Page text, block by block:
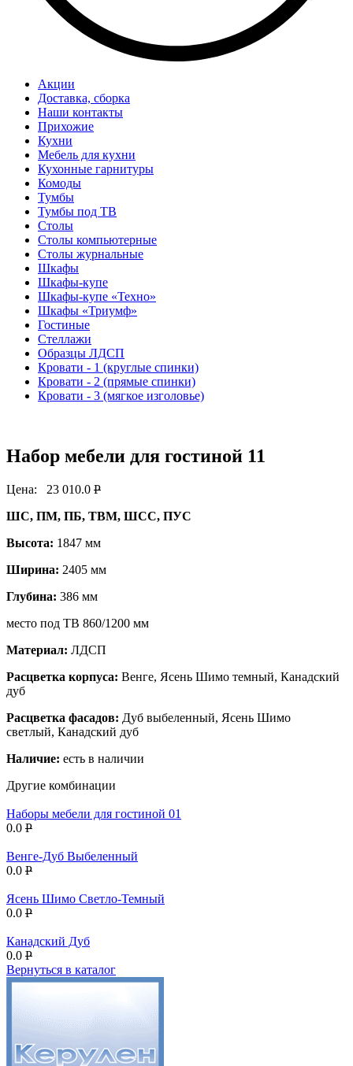
Акции
Доставка, сборка
Наши контакты
Прихожие
Кухни
Мебель для кухни
Кухонные гарнитуры
Комоды
Тумбы
Тумбы под ТВ
Столы
Столы компьютерные
Столы журнальные
Шкафы
Шкафы-купе
Шкафы-купе «Техно»
Шкафы «Триумф»
Гостиные
Стеллажи
Образцы ЛДСП
Кровати - 1 (круглые спинки)
Кровати - 2 (прямые спинки)
Кровати - 3 (мягкое изголовье)
Набор мебели для гостиной 11
Цена: 23 010.0 P
ШС, ПМ, ПБ, ТВМ, ШСС, ПУС
Высота: 1847 мм
Ширина: 2405 мм
Глубина: 386 мм
место под ТВ 860/1200 мм
Материал: ЛДСП
Расцветка корпуса: Венге, Ясень Шимо темный, Канадский
дуб
Расцветка фасадов: Дуб выбеленный, Ясень Шимо
светлый, Канадский дуб
Наличие: есть в наличии
Другие комбинации
Наборы мебели для гостиной 01
0.0 P
Венге-Дуб Выбеленный
0.0 P
Ясень Шимо Светло-Темный
0.0 P
Канадский Дуб
0.0 P
Вернуться в каталог